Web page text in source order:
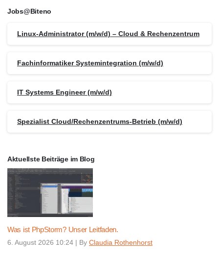
Jobs@Biteno
Linux-Administrator (m/w/d) – Cloud & Rechenzentrum
Fachinformatiker Systemintegration (m/w/d)
IT Systems Engineer (m/w/d)
Spezialist Cloud/Rechenzentrums-Betrieb (m/w/d)
Aktuellste Beiträge im Blog
Was ist PhpStorm? Unser Leitfaden.
6. August 2026 10:24 | By Claudia Rothenhorst